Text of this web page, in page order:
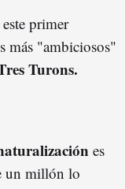
primer
más "ambiciosos"
Turons.
es
un millón lo